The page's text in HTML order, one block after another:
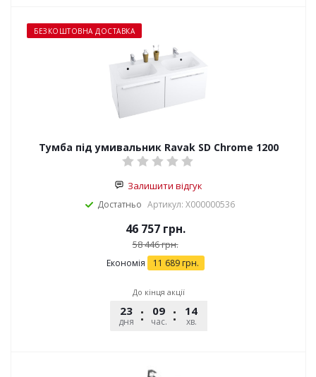
БЕЗКОШТОВНА ДОСТАВКА
Тумба під умивальник Ravak SD Chrome 1200
Залишити відгук
Достатньо Артикул: X000000536
46 757грн.
58 446грн.
Економія 11 689грн.
До кінця акції
23
дня
09
час.
14
хв.